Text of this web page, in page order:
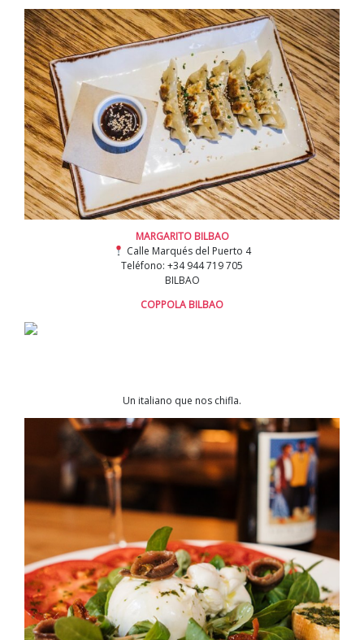
MARGARITO BILBAO
Calle Marqués del Puerto 4
Teléfono: +34 944 719 705
BILBAO
COPPOLA BILBAO
Un italiano que nos chifla.